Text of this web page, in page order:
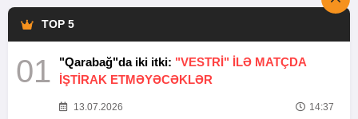
TOP 5
01 "Qarabağ"da iki itki: "VESTRİ" İLƏ MATÇDA
İŞTİRAK ETMƏYƏCƏKLƏR
13.07.2026 14:37